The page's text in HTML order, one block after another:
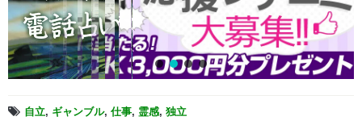
自立, ギャンブル, 仕事, 霊感, 独立